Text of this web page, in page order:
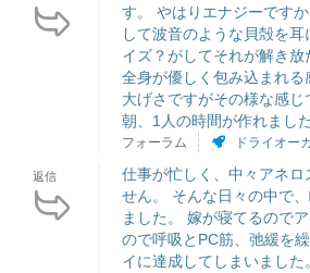
す。 やはりエナジーです
して波音のような貝殻を耳
イズ？がしてそれが解き
全身が優しく包み込まれる
大げさですがその様な感じ
朝、1人の時間が作れまし
フォーラム ドライオー
返信
仕事が忙しく、中々アネロ
せん。 そんな日々の中で
ました。 嫁が寝てるので
ので呼吸とPC筋、弛緩を
イに達成してしまいまし